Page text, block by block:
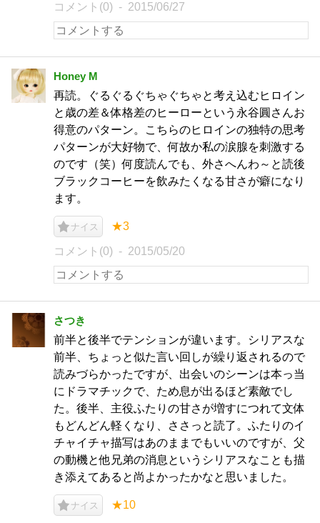
コメント(0) 2015/06/27
Honey M
再読。ぐるぐるぐちゃぐちゃと考え込むヒロイン
と歳の差＆体格差のヒーローという永谷圓さんお
得意のパターン。こちらのヒロインの独特の思考
パターンが大好物で、何故か私の涙腺を刺激する
のです（笑）何度読んでも、外さへんわ～と読後
ブラックコーヒーを飲みたくなる甘さが癖になり
ます。
ナイス ★3
コメント(0) 2015/05/20
さつき
前半と後半でテンションが違います。シリアスな
前半、ちょっと似た言い回しが繰り返されるので
読みづらかったですが、出会いのシーンは本っ当
にドラマチックで、ため息が出るほど素敵でし
た。後半、主役ふたりの甘さが増すにつれて文体
もどんどん軽くなり、ささっと読了。ふたりのイ
チャイチャ描写はあのままでもいいのですが、父
の動機と他兄弟の消息というシリアスなことも描
き添えてあると尚よかったかなと思いました。
ナイス ★10